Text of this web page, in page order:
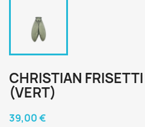
CHRISTIAN
(VERT)
39,00 €